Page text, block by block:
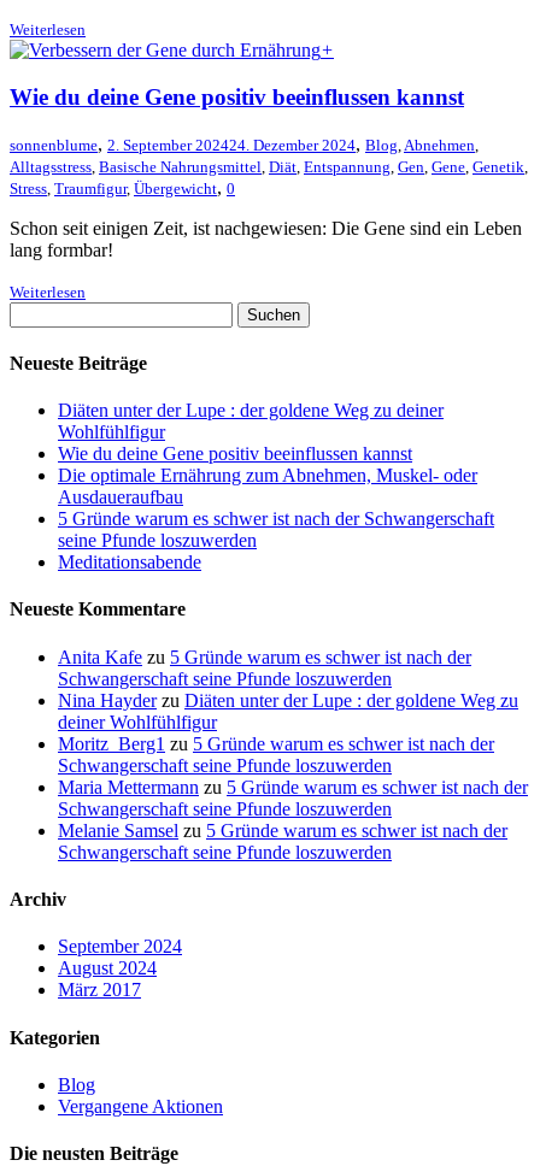
Weiterlesen
+
Wie du deine Gene positiv beeinflussen kannst
sonnenblume, 2. September 202424. Dezember 2024, Blog Abnehmen
Alltagsstress Basische Nahrungsmittel Diät Entspannung Gen Gene Genetik
Stress Traumfigur, Übergewicht, 0
Schon seit einigen Zeit, ist nachgewiesen: Die Gene sind ein Leben
lang formbar!
Weiterlesen
Neueste Beiträge
Diäten unter der Lupe : der goldene Weg zu deiner
Wohlfühlfigur
Wie du deine Gene positiv beeinflussen kannst
Die optimale Ernährung zum Abnehmen, Muskel- oder
Ausdaueraufbau
5 Gründe warum es schwer ist nach der Schwangerschaft
seine Pfunde loszuwerden
Meditationsabende
Neueste Kommentare
Anita Kafe zu 5 Gründe warum es schwer ist nach der
Schwangerschaft seine Pfunde loszuwerden
Nina Hayderzu Diäten unter der Lupe : der goldene Weg zu
deiner Wohlfühlfigur
Moritz_Berg1 zu 5 Gründe warum es schwer ist nach der
Schwangerschaft seine Pfunde loszuwerden
Maria Mettermann zu 5 Gründe warum es schwer ist nach der
Schwangerschaft seine Pfunde loszuwerden
Melanie Samsel zu 5 Gründe warum es schwer ist nach der
Schwangerschaft seine Pfunde loszuwerden
Archiv
September 2024
August 2024
März 2017
Kategorien
Blog
Vergangene Aktionen
Die neusten Beiträge